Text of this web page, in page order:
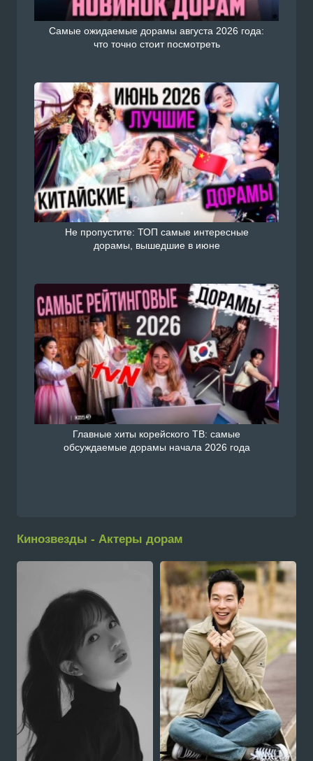
Самые ожидаемые дорамы августа 2026 года:
что точно стоит посмотреть
Не пропустите: ТОП самые интересные
дорамы, вышедшие в июне
Главные хиты корейского ТВ: самые
обсуждаемые дорамы начала 2026 года
Кинозвезды - Актеры дорам